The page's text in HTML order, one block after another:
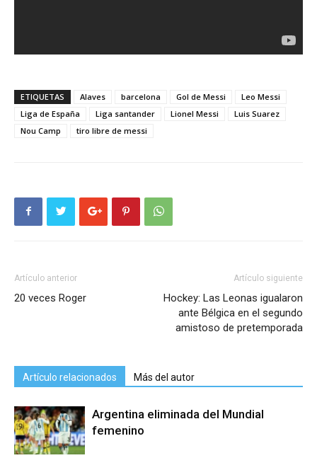
ETIQUETAS Alaves barcelona Gol de Messi
Leo Messi
Liga de España
Liga santander Lionel Messi
Luis Suarez
Nou Camp
tiro libre de messi
Artículo anterior
20 veces Roger
Artículo siguiente
Hockey: Las Leonas igualaron
ante Bélgica en el segundo
amistoso de pretemporada
Artículo relacionados Más del autor
Argentina eliminada del Mundial
femenino